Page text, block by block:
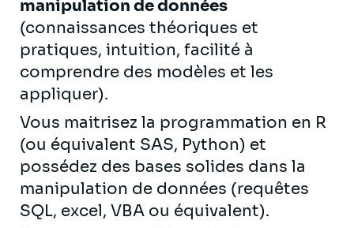
manipulation de données
(connaissances théoriques et
pratiques, intuition, facilité à
comprendre des modèles et les
appliquer).
Vous maitrisez la programmation en R
(ou équivalent SAS, Python) et
possédez des bases solides dans la
manipulation de données (requêtes
SQL, excel, VBA ou équivalent).